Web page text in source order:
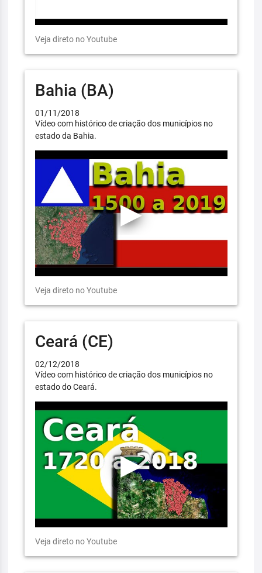
Veja direto no Youtube
Bahia (BA)
01/11/2018
Vídeo com histórico de criação dos municípios no
estado da Bahia.
Veja direto no Youtube
Ceará (CE)
02/12/2018
Vídeo com histórico de criação dos municípios no
estado do Ceará.
Veja direto no Youtube